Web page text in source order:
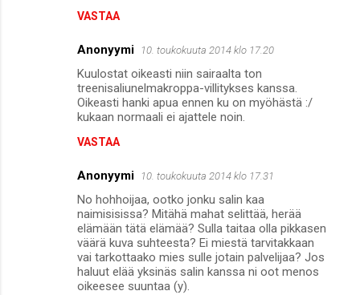
VASTAA
Anonyymi 10. toukokuuta 2014 klo 17.20
Kuulostat oikeasti niin sairaalta ton
treenisaliunelmakroppa-villitykses kanssa.
Oikeasti hanki apua ennen ku on myöhästä :/
kukaan normaali ei ajattele noin.
VASTAA
Anonyymi 10. toukokuuta 2014 klo 17.31
No hohhoijaa, ootko jonku salin kaa
naimisisissa? Mitähä mahat selittää, herää
elämään tätä elämää? Sulla taitaa olla pikkasen
väärä kuva suhteesta? Ei miestä tarvitakkaan
vai tarkottaako mies sulle jotain palvelijaa? Jos
haluut elää yksinäs salin kanssa ni oot menos
oikeesee suuntaa (y).